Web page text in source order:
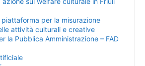
piattaforma per la misurazione
attività culturali e creative
la Pubblica Amministrazione – FAD